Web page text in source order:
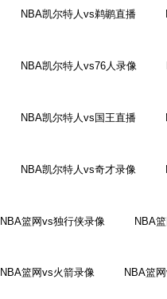
NBA凯尔特人vs鹈鹕直播
NBA凯尔特人vs76人录像
NBA凯尔特人vs国王直播
NBA凯尔特人vs奇才录像
NBA篮网vs独行侠录像 NBA
NBA篮网vs火箭录像 NBA篮